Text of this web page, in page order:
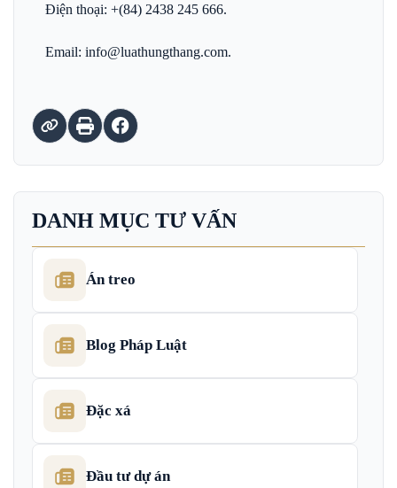
DANH MỤC TƯ VẤN
Án treo
Blog Pháp Luật
Đặc xá
Đầu tư dự án
Điện thoại: +(84) 2438 245 666.
Email: info@luathungthang.com.